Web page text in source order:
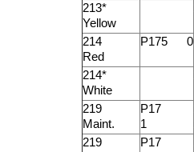
213*
Yellow
214
Red
P175 0
214*
White
219
Maint.
P17
1
219
P17